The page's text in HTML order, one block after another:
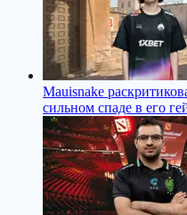
Mauisnake
сильном спаде в его